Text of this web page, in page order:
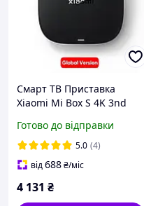
Смарт ТВ Приставка
Xiaomi Mi Box S 4K 3nd
Глобальна версія
Готово до відправки
5.0 (4)
від688₴/міс
4 131 ₴